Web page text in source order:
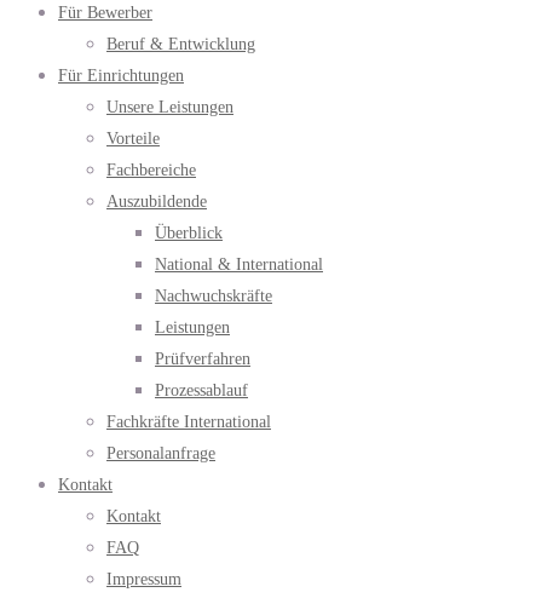
Für Bewerber
Beruf & Entwicklung
Für Einrichtungen
Unsere Leistungen
Vorteile
Fachbereiche
Auszubildende
Überblick
National & International
Nachwuchskräfte
Leistungen
Prüfverfahren
Prozessablauf
Fachkräfte International
Personalanfrage
Kontakt
Kontakt
FAQ
Impressum